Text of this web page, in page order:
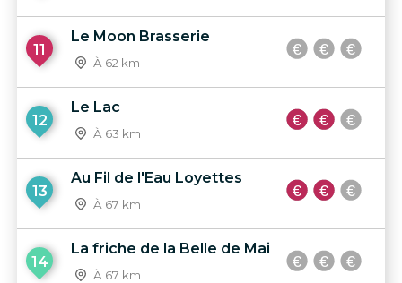
11
Le Moon Brasserie
À 62 km
12
Le Lac
À 63 km
13
Au Fil de l'Eau Loyettes
À 67 km
14
La friche de la Belle de Mai
À 67 km